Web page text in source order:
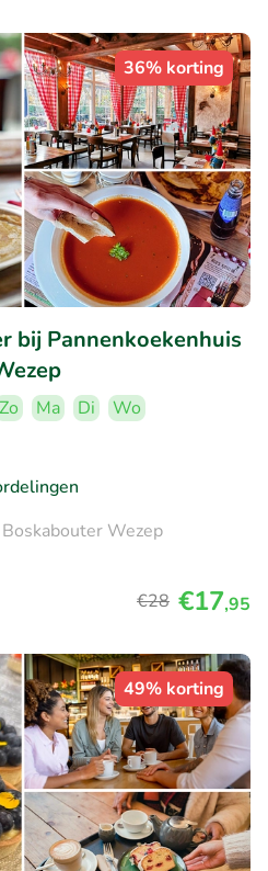
36% korting
bij Pannenkoekenhuis
Zo Ma Di
Wo
Wezep
€28 €17,95
49% korting